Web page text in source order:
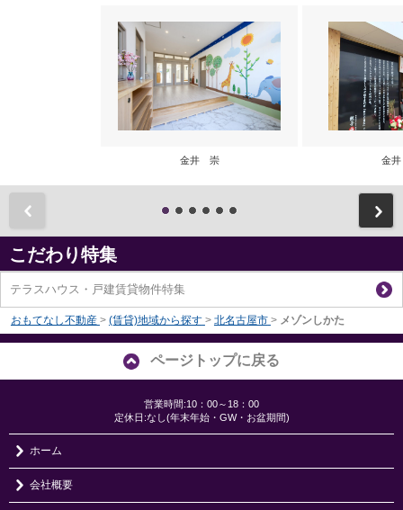
金井 崇 金
こだわり特集
テラスハウス・戸建賃貸物件特集
おもてなし不動産 > (賃貸)地域から探す > 北名古屋市 > メゾンしかた
ページトップに戻る
営業時間:10：00～18：00
定休日:なし(年末年始・GW・お盆期間)
ホーム
会社概要